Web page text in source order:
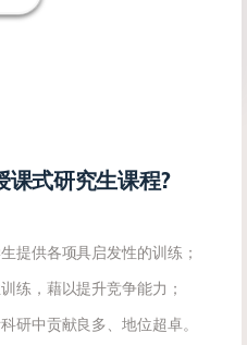
课式研究生课程?
提供各项具启发性的训练；
练，藉以提升竞争能力；
研中贡献良多、地位超卓。